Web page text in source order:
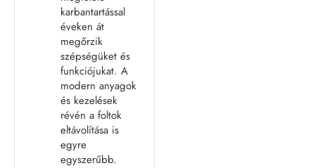
karbantartással
éveken át
megőrzik
szépségüket és
funkciójukat. A
modern anyagok
és kezelések
révén a foltok
eltávolítása is
egyre
egyszerűbb.